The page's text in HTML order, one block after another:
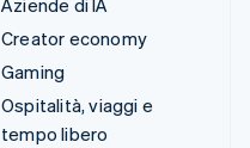
Creator economy
Gaming
Ospitalità, viaggi e
tempo libero